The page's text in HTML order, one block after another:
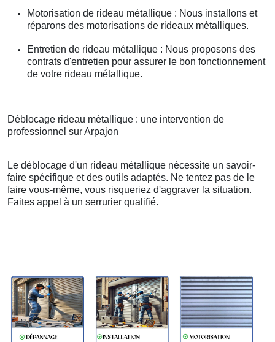
Motorisation de rideau métallique : Nous installons et
réparons des motorisations de rideaux métalliques.
Entretien de rideau métallique : Nous proposons des
contrats d'entretien pour assurer le bon fonctionnement
de votre rideau métallique.
Déblocage rideau métallique : une intervention de
professionnel sur Arpajon
Le déblocage d'un rideau métallique nécessite un savoir-
faire spécifique et des outils adaptés. Ne tentez pas de le
faire vous-même, vous risqueriez d'aggraver la situation.
Faites appel à un serrurier qualifié.